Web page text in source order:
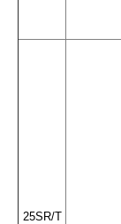
25SR/T